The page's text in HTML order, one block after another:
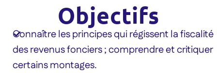
Objectifs
Connaître les principes qui régissent la fiscalité
des revenus fonciers ; comprendre et critiquer
certains montages.